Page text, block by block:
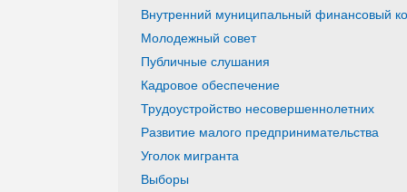
Внутренний муниципальный финансовый
Молодежный совет
Публичные слушания
Кадровое обеспечение
Трудоустройство несовершеннолетних
Развитие малого предпринимательства
Уголок мигранта
Выборы